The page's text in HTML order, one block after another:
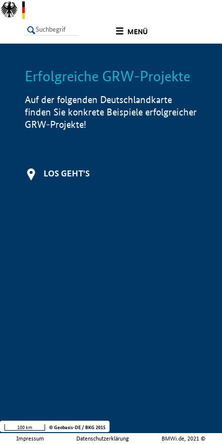
MENÜ
LISTE Info
Erfolgreiche GRW-Projekte
Auf der folgenden Deutschlandkarte
finden Sie konkrete Beispiele erfolgreicher
GRW-Projekte!
LOS GEHT'S
Impressum Datenschutzerklärung BMWi.de, 2021 ©
100 km © Geobasis-DE / BKG 2015